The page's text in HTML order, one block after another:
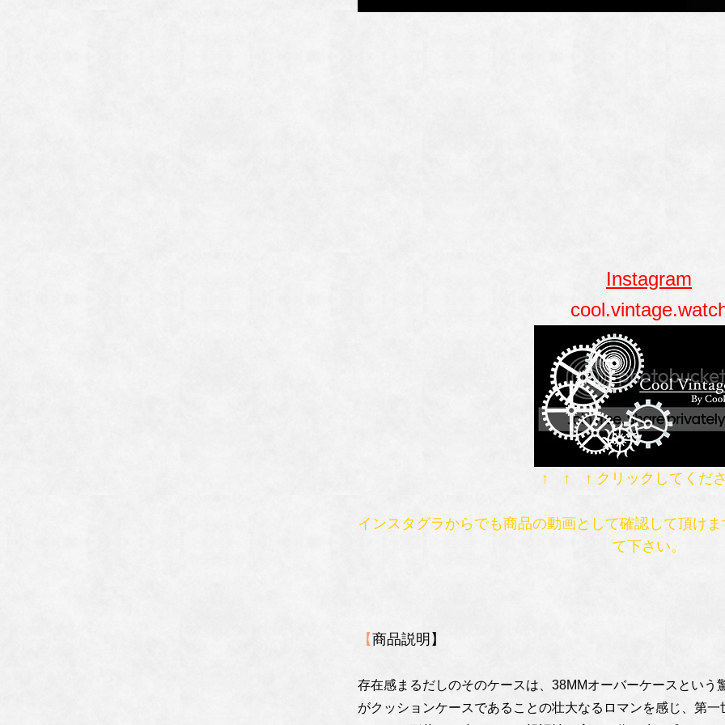
Instagram
↑ ↑ ↑ クリックしてくだ
インスタグラからでも商品の動画として確認して頂け
て下さい。
【商品説明】
存在感まるだしのそのケースは、38MMオーバーケースという
がクッションケースであることの壮大なるロマンを感じ、第